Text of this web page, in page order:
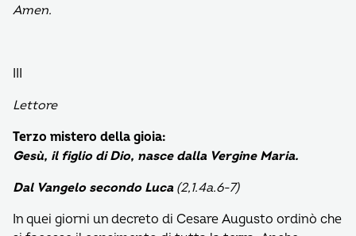
Amen.
III
Lettore
Terzo mistero della gioia:
Gesù, il figlio di Dio, nasce dalla Vergine Maria.
Dal Vangelo secondo Luca (2,1.4a.6-7)
In quei giorni un decreto di Cesare Augusto ordinò che